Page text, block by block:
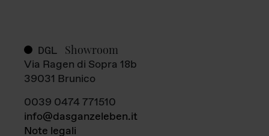
DGL Showroom
Via Ragen di Sopra 18b
39031 Brunico
0039 0474 771510
info@dasganzeleben.it
Note legali